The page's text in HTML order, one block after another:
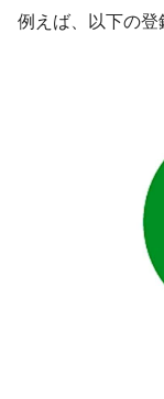
例えば、以下の登